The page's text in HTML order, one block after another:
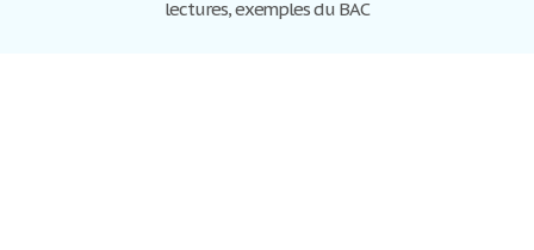
lectures, exemples du BAC